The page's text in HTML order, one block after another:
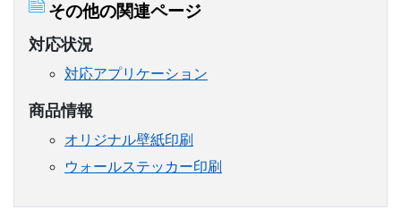
その他の関連ページ
対応状況
対応アプリケーション
商品情報
オリジナル壁紙印刷
ウォールステッカー印刷